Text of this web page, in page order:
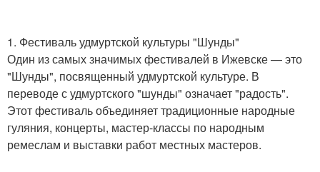
1. Фестиваль удмуртской культуры "Шунды"
Один из самых значимых фестивалей в Ижевске — это
"Шунды", посвященный удмуртской культуре. В
переводе с удмуртского "шунды" означает "радость".
Этот фестиваль объединяет традиционные народные
гуляния, концерты, мастер-классы по народным
ремеслам и выставки работ местных мастеров.